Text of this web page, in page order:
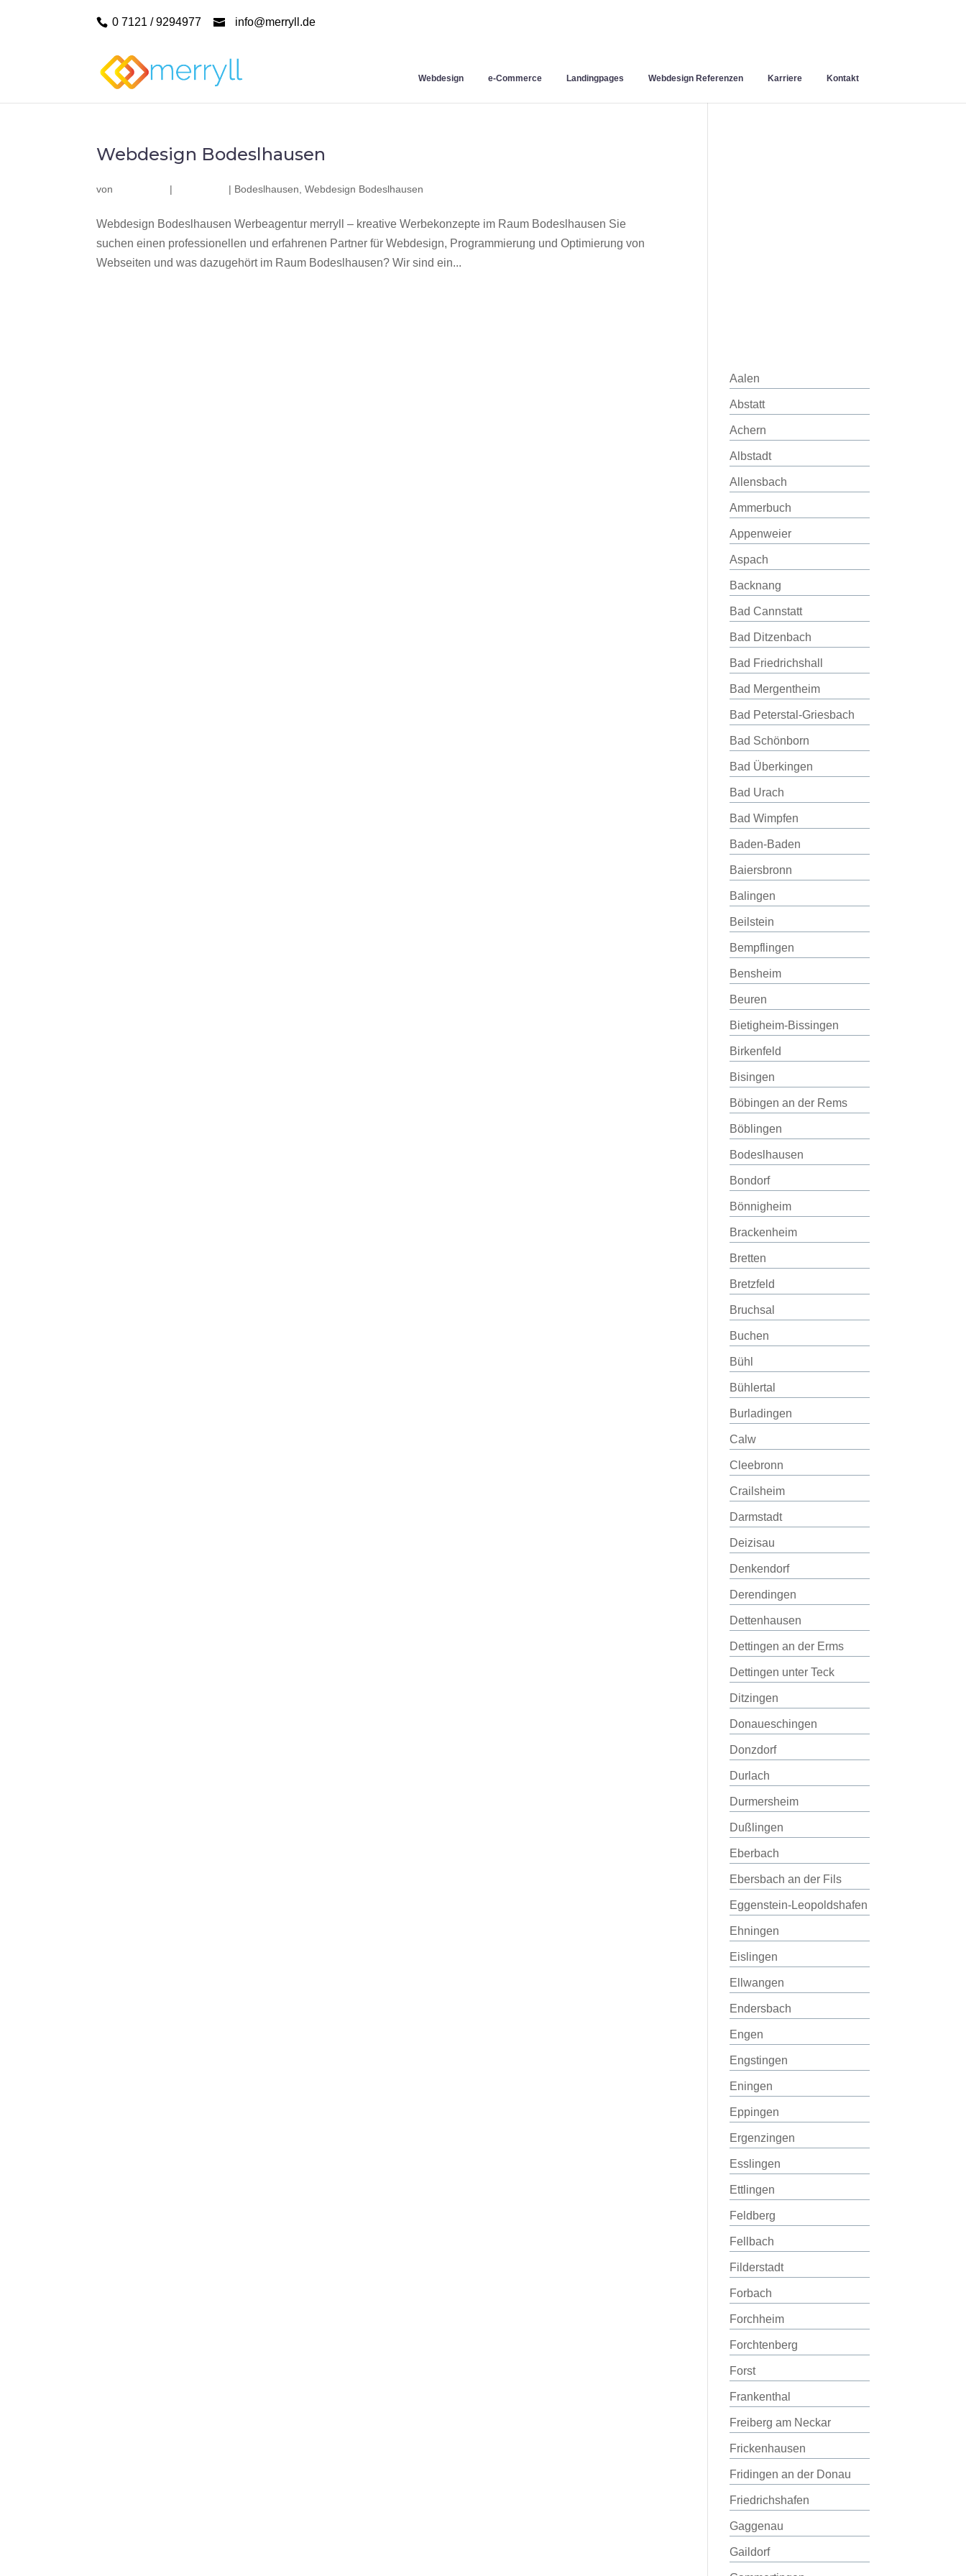
0 7121 / 9294977 info@merryll.de
Webdesign e-Commerce Landingpages Webdesign Referenzen Karriere Kontakt
Webdesign Bodeslhausen
von | | Bodeslhausen ,Webdesign Bodeslhausen
Webdesign Bodeslhausen Werbeagentur merryll – kreative Werbekonzepte im Raum Bodeslhausen Sie
suchen einen professionellen und erfahrenen Partner für Webdesign, Programmierung und Optimierung von
Webseiten und was dazugehört im Raum Bodeslhausen? Wir sind ein...
Aalen
Abstatt
Achern
Albstadt
Allensbach
Ammerbuch
Appenweier
Aspach
Backnang
Bad Cannstatt
Bad Ditzenbach
Bad Friedrichshall
Bad Mergentheim
Bad Peterstal-Griesbach
Bad Schönborn
Bad Überkingen
Bad Urach
Bad Wimpfen
Baden-Baden
Baiersbronn
Balingen
Beilstein
Bempflingen
Bensheim
Beuren
Bietigheim-Bissingen
Birkenfeld
Bisingen
Böbingen an der Rems
Böblingen
Bodeslhausen
Bondorf
Bönnigheim
Brackenheim
Bretten
Bretzfeld
Bruchsal
Buchen
Bühl
Bühlertal
Burladingen
Calw
Cleebronn
Crailsheim
Darmstadt
Deizisau
Denkendorf
Derendingen
Dettenhausen
Dettingen an der Erms
Dettingen unter Teck
Ditzingen
Donaueschingen
Donzdorf
Durlach
Durmersheim
Dußlingen
Eberbach
Ebersbach an der Fils
Eggenstein-Leopoldshafen
Ehningen
Eislingen
Ellwangen
Endersbach
Engen
Engstingen
Eningen
Eppingen
Ergenzingen
Esslingen
Ettlingen
Feldberg
Fellbach
Filderstadt
Forbach
Forchheim
Forchtenberg
Forst
Frankenthal
Freiberg am Neckar
Frickenhausen
Fridingen an der Donau
Friedrichshafen
Gaggenau
Gaildorf